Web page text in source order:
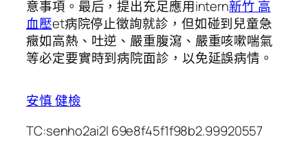
意事項。最后，提出充足應用intern新竹 高
血壓et病院停止徵詢就診，但如碰到兒童急
癥如高熱、吐逆、嚴重腹瀉、嚴重咳嗽喘氣
等必定要實時到病院面診，以免延誤病情。
安慎 健檢
TC:senho2ai2l 69e8f45f1f98b2.99920557